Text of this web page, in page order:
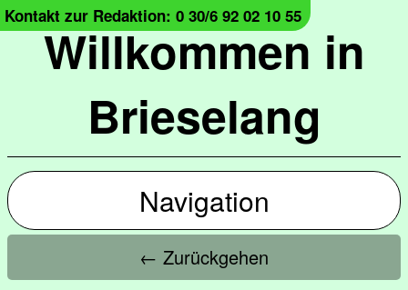
Willkommen in
Brieselang
Kontakt zur Redaktion: 0 30/6 92 02 10 55
Navigation
← Zurückgehen